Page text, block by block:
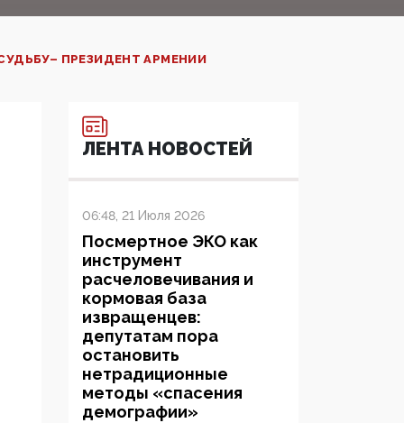
ПРЕЗИДЕНТ АРМЕНИИ
ЛЕНТА НОВОСТЕЙ
06:48, 21 Июля 2026
Посмертное ЭКО как
инструмент
расчеловечивания и
кормовая база
извращенцев:
депутатам пора
остановить
нетрадиционные
методы «спасения
демографии»